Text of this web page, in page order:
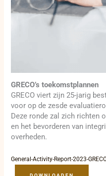
GRECO’s toekomstplannen
GRECO viert zijn 25-jarig
voor op de zesde
Deze ronde zal zich richten
en het bevorderen van
overheden.
General-Activity-Report-2023-